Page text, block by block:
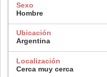
Sexo
Hombre
Ubicación
Argentina
Localización
Cerca muy cerca